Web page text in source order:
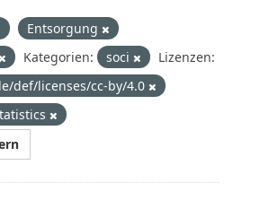
Entsorgung
Kategorien: soci
Lizenzen:
def/licenses/cc-by/4.0